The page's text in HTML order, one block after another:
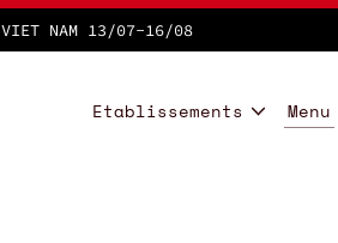
VIET NAM 13/07-16/08
Etablissements Menu